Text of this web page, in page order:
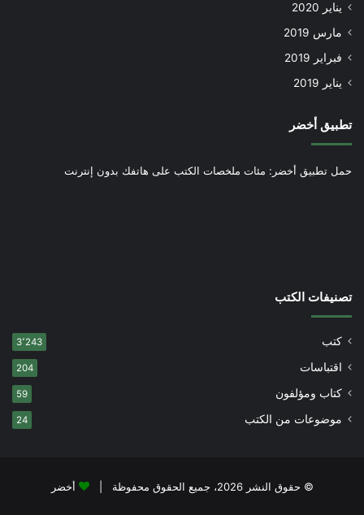
يناير 2020
مارس 2019
فبراير 2019
يناير 2019
تطبيق أخضر
حمل تطبيق أخضر: مئات ملخصات الكتب على هاتفك بدون إنترنت
تصنيفات الكتب
كتب 3٬243
اقتباسات 204
كتاب ومؤلفون 59
موضوعات من الكتب 24
© حقوق النشر 2026، جميع الحقوق محفوظة | أخضر